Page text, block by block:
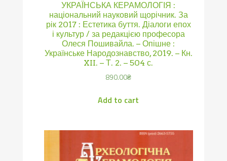
УКРАЇНСЬКА КЕРАМОЛОГІЯ :
національний науковий щорічник. За
рік 2017 : Естетика буття. Діалоги епох
і культур / за редакцією професора
Олеся Пошивайла. – Опішне :
Українське Народознавство, 2019. – Кн.
XII. – Т. 2. – 504 с.
890.00₴
Add to cart